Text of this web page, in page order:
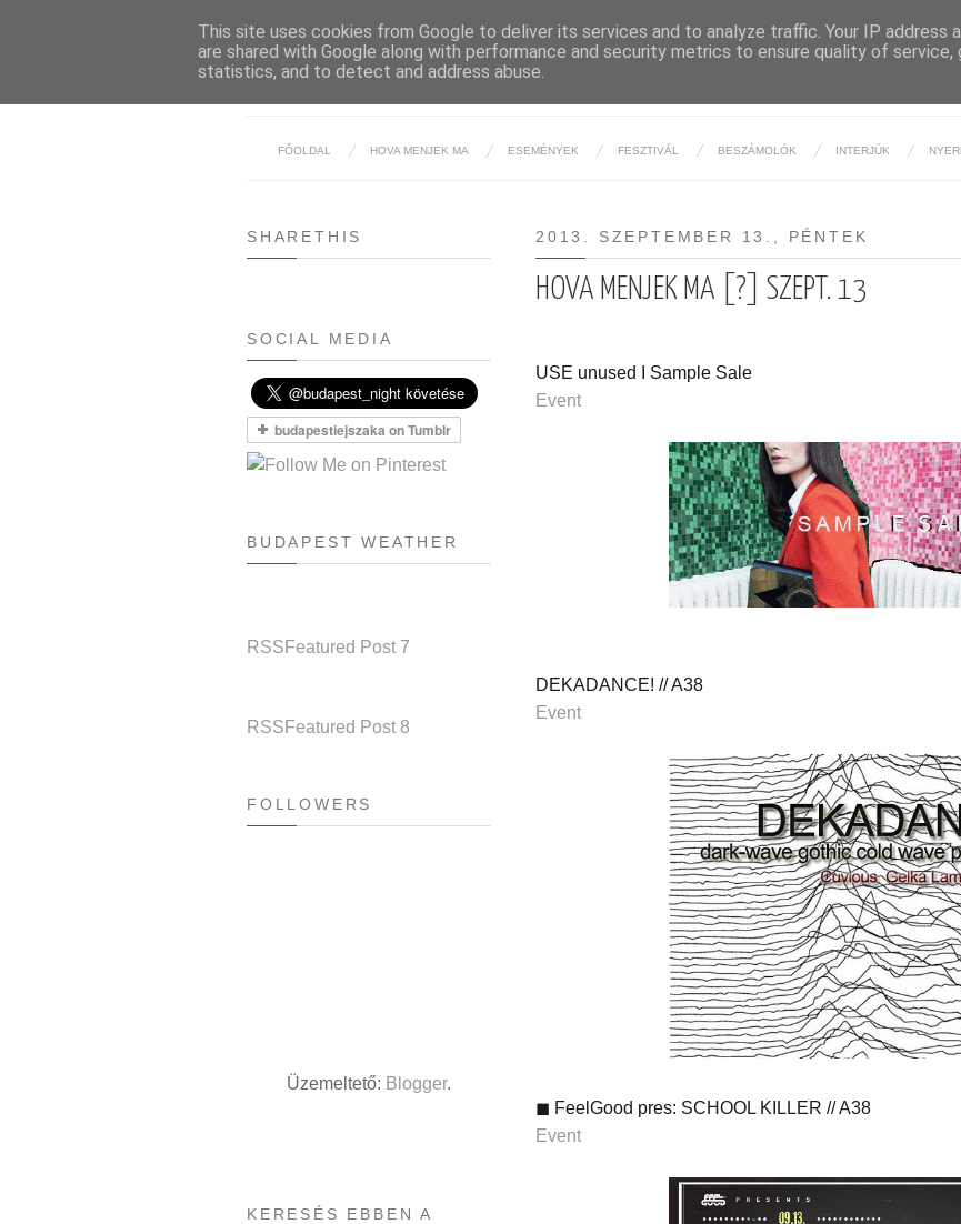
BUDAPESTI
FŐOLDAL HOVA MENJEK MA ESEMÉNYEK FESZTIVÁL BESZÁMOLÓK INTERJÚK
2013. SZEPTEMBER 13., PÉNTEK
HOVA MENJEK MA [?] SZEPT. 13
USE unused I Sample Sale
Event
DEKADANCE! // A38
Event
◼ FeelGood pres: SCHOOL KILLER // A38
Event
SHARETHIS
SOCIAL MEDIA
BUDAPEST WEATHER
RSS Featured Post 7
RSS Featured Post 8
FOLLOWERS
Üzemeltető: Blogger.
KERESÉS EBBEN A
This site uses cookies from Google to deliver its services and to analyze traffic. Your IP address
are shared with Google along with performance and security metrics to ensure quality of service,
statistics, and to detect and address abuse.